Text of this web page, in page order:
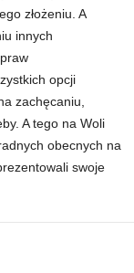
złożeniu. A
innych
opcji
zachęcaniu,
A tego na Woli
obecnych na
swoje